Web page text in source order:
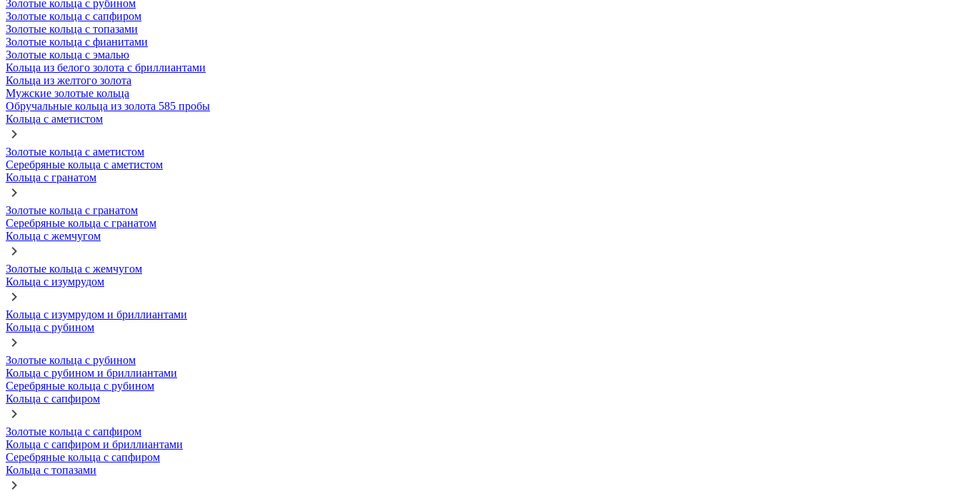
Золотые кольца с рубином
Золотые кольца с сапфиром
Золотые кольца с топазами
Золотые кольца с фианитами
Золотые кольца с эмалью
Кольца из белого золота с бриллиантами
Кольца из желтого золота
Мужские золотые кольца
Обручальные кольца из золота 585 пробы
Кольца с аметистом
Золотые кольца с аметистом
Серебряные кольца с аметистом
Кольца с гранатом
Золотые кольца с гранатом
Серебряные кольца с гранатом
Кольца с жемчугом
Золотые кольца с жемчугом
Кольца с изумрудом
Кольца с изумрудом и бриллиантами
Кольца с рубином
Золотые кольца с рубином
Кольца с рубином и бриллиантами
Серебряные кольца с рубином
Кольца с сапфиром
Золотые кольца с сапфиром
Кольца с сапфиром и бриллиантами
Серебряные кольца с сапфиром
Кольца с топазами